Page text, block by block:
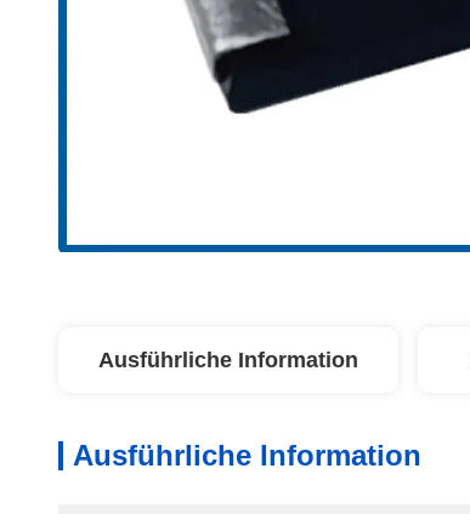
Ausführliche Information
Ausführliche Information